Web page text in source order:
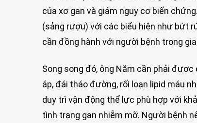
của xơ gan và giảm nguy cơ biến
(sảng rượu) với các biểu hiện như bứt
cần đồng hành với người bệnh trong
Song song đó, ông Năm cần phải
áp, đái tháo đường, rối loạn lipid máu
duy trì vận động thể lực phù hợp với
tình trạng gan nhiễm mỡ. Người bệnh